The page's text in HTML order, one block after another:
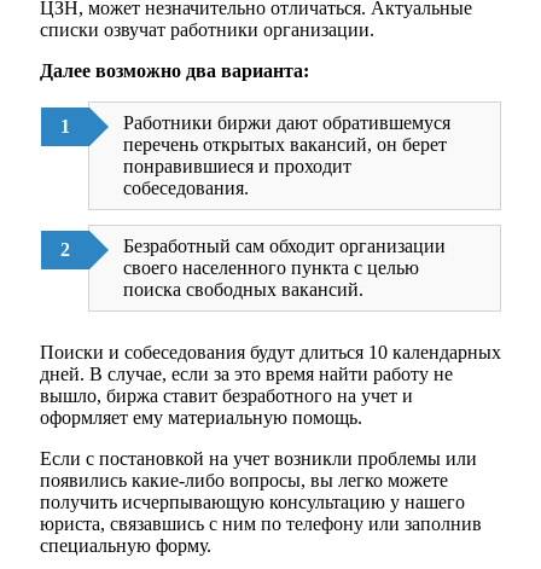
ЦЗН, может незначительно отличаться. Актуальные
списки озвучат работники организации.
Далее возможно два варианта:
Работники биржи дают обратившемуся
перечень открытых вакансий, он берет
понравившиеся и проходит
собеседования.
Безработный сам обходит организации
своего населенного пункта с целью
поиска свободных вакансий.
Поиски и собеседования будут длиться 10 календарных
дней. В случае, если за это время найти работу не
вышло, биржа ставит безработного на учет и
оформляет ему материальную помощь.
Если с постановкой на учет возникли проблемы или
появились какие-либо вопросы, вы легко можете
получить исчерпывающую консультацию у нашего
юриста, связавшись с ним по телефону или заполнив
специальную форму.